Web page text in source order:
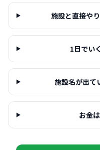
施設と直接や
1日でい
施設名が出て
お金